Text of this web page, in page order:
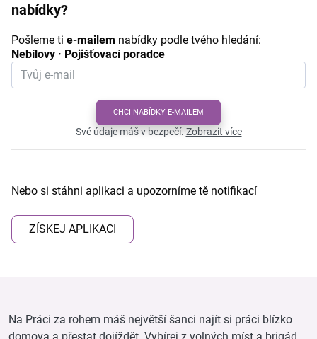
nabídky?
Pošleme ti e-mailem nabídky podle tvého hledání:
Nebílovy · Pojišťovací poradce
CHCI NABÍDKY E-MAILEM
Své údaje máš v bezpečí.Zobrazit více
Nebo si stáhni aplikaci a upozorníme tě notifikací
ZÍSKEJ APLIKACI
Na Práci za rohem máš největší šanci najít si práci blízko
domova a přestat dojíždět. Vybírej z volných míst a brigád